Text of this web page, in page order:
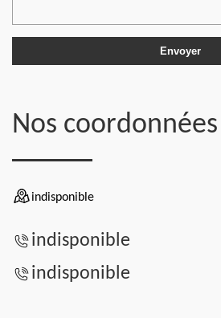
Nos coordonnées
indisponible
indisponible
indisponible